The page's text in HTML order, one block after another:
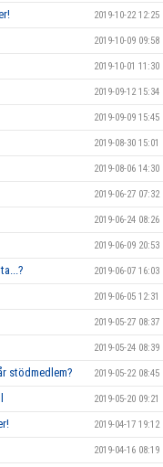
2019-10-22 12:25
2019-10-09 09:58
2019-10-01 11:30
2019-09-12 15:34
2019-09-09 15:45
2019-08-30 15:01
2019-08-06 14:30
2019-06-27 07:32
2019-06-24 08:26
2019-06-09 20:53
2019-06-07 16:03
2019-06-05 12:31
2019-05-27 08:37
2019-05-24 08:39
stödmedlem? 2019-05-22 08:45
2019-05-20 09:21
2019-04-17 19:12
2019-04-16 08:19